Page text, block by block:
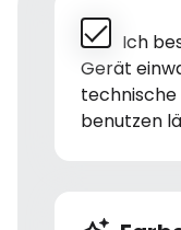
Ich
Gerät
technische
benutzen